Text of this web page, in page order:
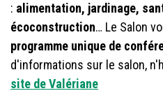
: alimentation, jardinage,
écoconstruction… Le Salon
programme unique de
d'informations sur le salon,
site de Valériane